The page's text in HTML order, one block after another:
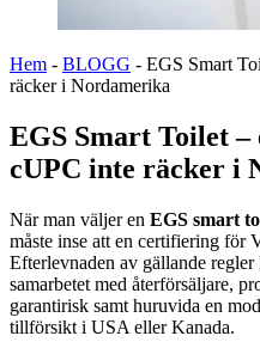
Hem - BLOGG - EGS Smart
räcker i Nordamerika
EGS Smart Toilet
cUPC inte räcker i
När man väljer en EGS smart
måste inse att en certifiering för
Efterlevnaden av gällande
samarbetet med återförsäljare,
garantirisk samt huruvida en
tillförsikt i USA eller Kanada.